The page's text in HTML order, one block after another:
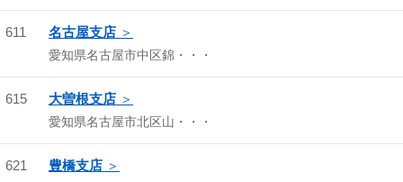
611 名古屋支店
愛知県名古屋市中区錦・・・
615 大曽根支店
愛知県名古屋市北区山・・・
621 豊橋支店